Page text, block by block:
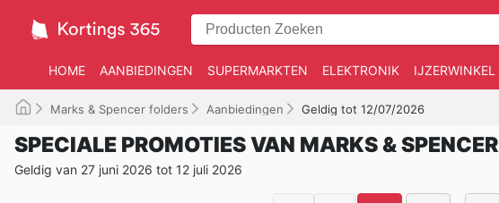
HOME AANBIEDINGEN SUPERMARKTEN ELEKTRONIK IJZERWINKEL
Marks & Spencer folders Aanbiedingen Geldig tot 12/07/2026
SPECIALE PROMOTIES VAN MARKS & SPENCER
Geldig van 27 juni 2026 tot 12 juli 2026